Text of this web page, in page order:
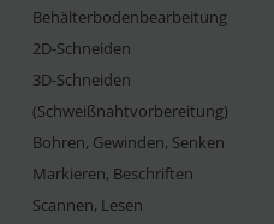
Behälterbodenbearbeitung
2D-Schneiden
3D-Schneiden
(Schweißnahtvorbereitung)
Bohren, Gewinden, Senken
Markieren, Beschriften
Scannen, Lesen